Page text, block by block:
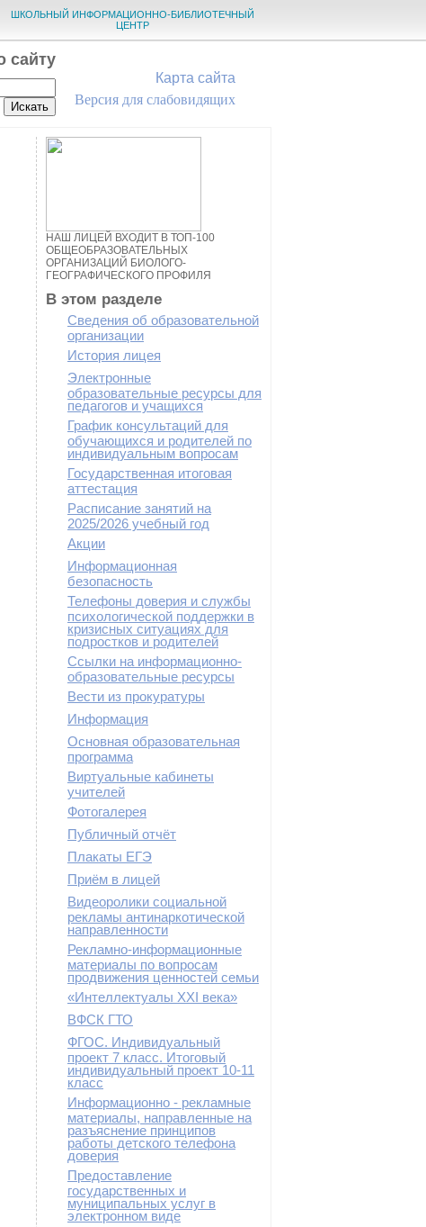
ШКОЛЬНЫЙ ИНФОРМАЦИОННО-БИБЛИОТЕЧНЫЙ
ЦЕНТР
сайту
Карта сайта
Версия для слабовидящих
НАШ ЛИЦЕЙ ВХОДИТ В ТОП-100
ОБЩЕОБРАЗОВАТЕЛЬНЫХ
ОРГАНИЗАЦИЙ БИОЛОГО-
ГЕОГРАФИЧЕСКОГО ПРОФИЛЯ
В этом разделе
Сведения об образовательной
организации
История лицея
Электронные
образовательные ресурсы для
педагогов и учащихся
График консультаций для
обучающихся и родителей по
индивидуальным вопросам
Государственная итоговая
аттестация
Расписание занятий на
2025/2026 учебный год
Акции
Информационная
безопасность
Телефоны доверия и службы
психологической поддержки в
кризисных ситуациях для
подростков и родителей
Ссылки на информационно-
образовательные ресурсы
Вести из прокуратуры
Информация
Основная образовательная
программа
Виртуальные кабинеты
учителей
Фотогалерея
Публичный отчёт
Плакаты ЕГЭ
Приём в лицей
Видеоролики социальной
рекламы антинаркотической
направленности
Рекламно-информационные
материалы по вопросам
продвижения ценностей семьи
«Интеллектуалы XXI века»
ВФСК ГТО
ФГОС. Индивидуальный
проект 7 класс. Итоговый
индивидуальный проект 10-11
класс
Информационно - рекламные
материалы, направленные на
разъяснение принципов
работы детского телефона
доверия
Предоставление
государственных и
муниципальных услуг в
электронном виде